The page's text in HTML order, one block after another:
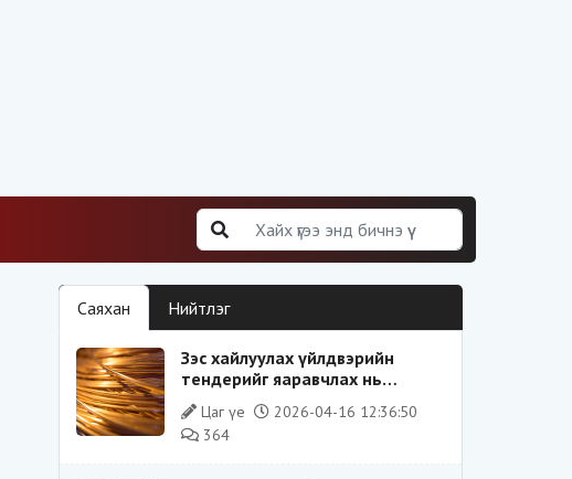
Саяхан Нийтлэг
Зэс хайлуулах үйлдвэрийн
тендерийг яаравчлах нь
“Үндэсний аюулгүй байдал“-д
эрсдэлтэй юу?
Цаг үе
2026-04-16 12:36:50
364